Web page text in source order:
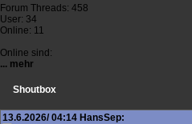
Forum Threads: 458
User: 34
Online: 11
Online sind:
... mehr
Shoutbox
13.6.2026/ 04:14 HansSep: